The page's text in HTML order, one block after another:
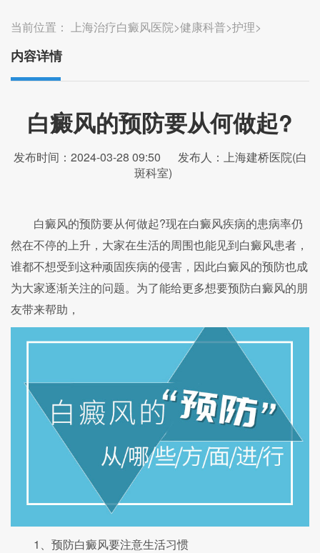
当前位置： 上海治疗白癜风医院>健康科普>护理>
内容详情
白癜风的预防要从何做起?
发布时间：2024-03-28 09:50
发布人：上海建桥医院(白
斑科室)
白癜风的预防要从何做起?现在白癜风疾病的患病率仍
然在不停的上升，大家在生活的周围也能见到白癜风患者，
谁都不想受到这种顽固疾病的侵害，因此白癜风的预防也成
为大家逐渐关注的问题。为了能给更多想要预防白癜风的朋
友带来帮助，
1、预防白癜风要注意生活习惯